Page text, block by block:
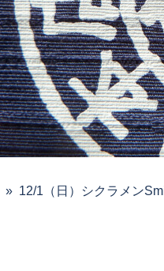
» 12/1（日）シクラメン